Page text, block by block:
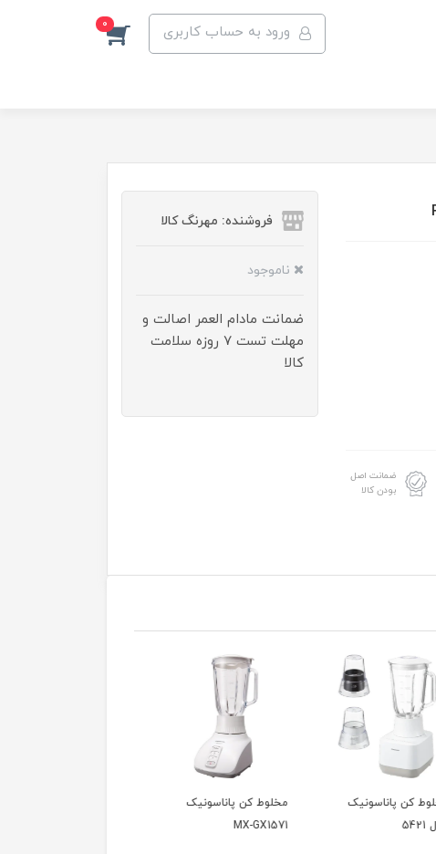
ورود به حساب کاربری 0
ضمانت اصل
بودن کالا
فروشنده: مهرنگ کالا
ناموجود
ضمانت مادام العمر اصالت و
مهلت تست ۷ روزه سلامت
کالا
مخلوط کن پاناسونیک
MX-GX1571
مخلوط کن پاناسونیک
مدل MX-EX1521